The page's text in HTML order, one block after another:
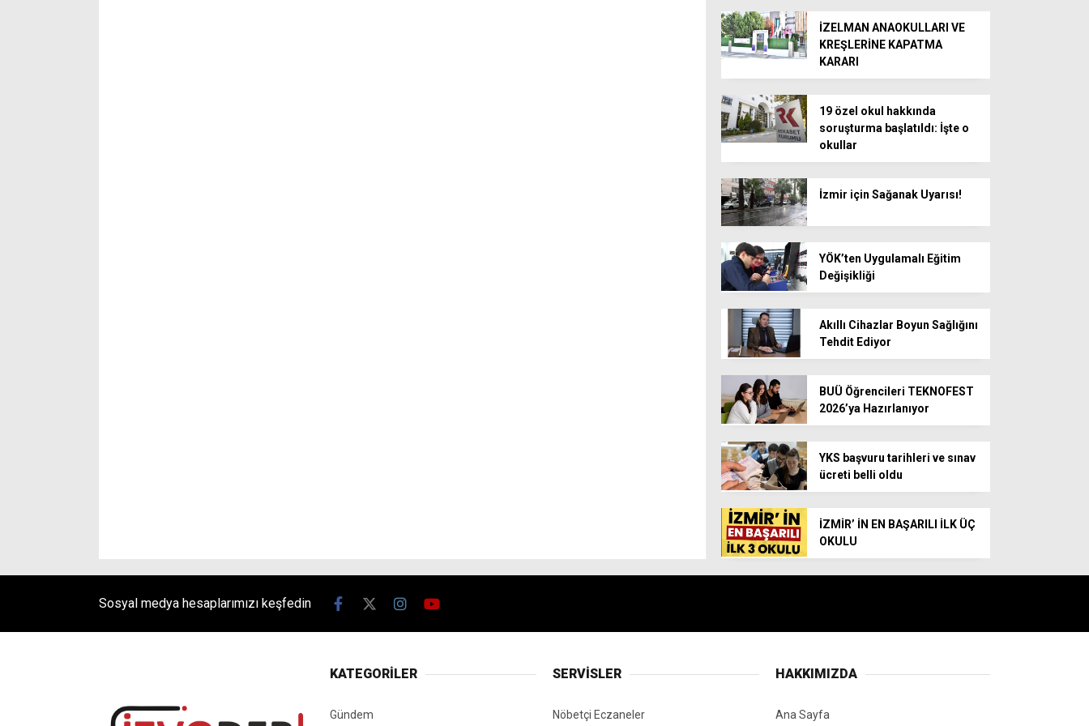
İZELMAN ANAOKULLARI VE
KREŞLERİNE KAPATMA
KARARI
19 özel okul hakkında
soruşturma başlatıldı: İşte o
okullar
İzmir için Sağanak Uyarısı!
YÖK’ten Uygulamalı Eğitim
Değişikliği
Akıllı Cihazlar Boyun Sağlığını
Tehdit Ediyor
BUÜ Öğrencileri TEKNOFEST
2026’ya Hazırlanıyor
YKS başvuru tarihleri ve sınav
ücreti belli oldu
İZMİR’ İN EN BAŞARILI İLK ÜÇ
OKULU
Sosyal medya hesaplarımızı keşfedin
KATEGORİLER
Gündem
SERVİSLER
Nöbetçi Eczaneler
HAKKIMIZDA
Ana Sayfa